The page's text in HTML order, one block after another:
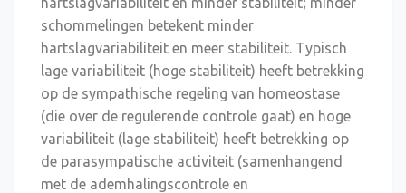
schommelingen betekent minder
hartslagvariabiliteit en meer stabiliteit. Typisch
lage variabiliteit (hoge stabiliteit) heeft betrekking
op de sympathische regeling van homeostase
(die over de regulerende controle gaat) en hoge
variabiliteit (lage stabiliteit) heeft betrekking op
de parasympatische activiteit (samenhangend
met de ademhalingscontrole en